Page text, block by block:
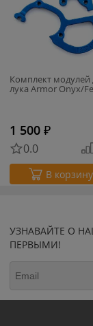
Комплект модулей
лука Armor Onyx/
1 500 ₽
0.0
В корзину
УЗНАВАЙТЕ О
ПЕРВЫМИ!